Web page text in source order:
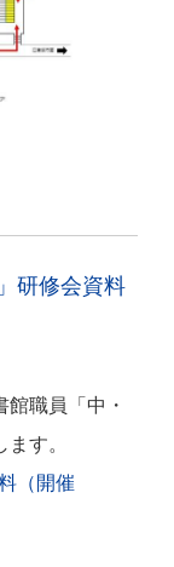
研修会資料
職員「中・
す。
（開催